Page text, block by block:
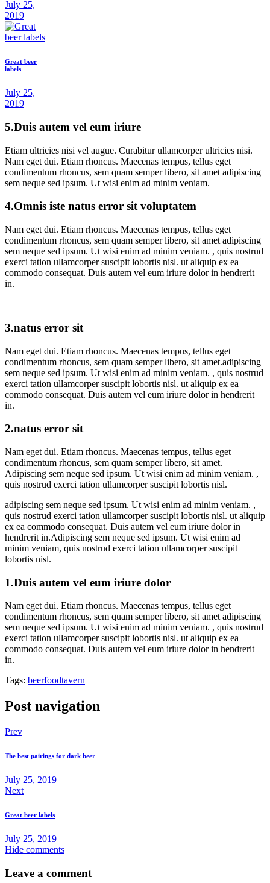
July 25,
2019
Great beer
labels
July 25,
2019
5.Duis autem vel eum iriure
Etiam ultricies nisi vel augue. Curabitur ullamcorper ultricies nisi.
Nam eget dui. Etiam rhoncus. Maecenas tempus, tellus eget
condimentum rhoncus, sem quam semper libero, sit amet adipiscing
sem neque sed ipsum. Ut wisi enim ad minim veniam.
4.Omnis iste natus error sit voluptatem
Nam eget dui. Etiam rhoncus. Maecenas tempus, tellus eget
condimentum rhoncus, sem quam semper libero, sit amet adipiscing
sem neque sed ipsum. Ut wisi enim ad minim veniam. , quis nostrud
exerci tation ullamcorper suscipit lobortis nisl. ut aliquip ex ea
commodo consequat. Duis autem vel eum iriure dolor in hendrerit
in.
3.natus error sit
Nam eget dui. Etiam rhoncus. Maecenas tempus, tellus eget
condimentum rhoncus, sem quam semper libero, sit amet.adipiscing
sem neque sed ipsum. Ut wisi enim ad minim veniam. , quis nostrud
exerci tation ullamcorper suscipit lobortis nisl. ut aliquip ex ea
commodo consequat. Duis autem vel eum iriure dolor in hendrerit
in.
2.natus error sit
Nam eget dui. Etiam rhoncus. Maecenas tempus, tellus eget
condimentum rhoncus, sem quam semper libero, sit amet.
Adipiscing sem neque sed ipsum. Ut wisi enim ad minim veniam. ,
quis nostrud exerci tation ullamcorper suscipit lobortis nisl.
adipiscing sem neque sed ipsum. Ut wisi enim ad minim veniam. ,
quis nostrud exerci tation ullamcorper suscipit lobortis nisl. ut aliquip
ex ea commodo consequat. Duis autem vel eum iriure dolor in
hendrerit in.Adipiscing sem neque sed ipsum. Ut wisi enim ad
minim veniam, quis nostrud exerci tation ullamcorper suscipit
lobortis nisl.
1.Duis autem vel eum iriure dolor
Nam eget dui. Etiam rhoncus. Maecenas tempus, tellus eget
condimentum rhoncus, sem quam semper libero, sit amet adipiscing
sem neque sed ipsum. Ut wisi enim ad minim veniam. , quis nostrud
exerci tation ullamcorper suscipit lobortis nisl. ut aliquip ex ea
commodo consequat. Duis autem vel eum iriure dolor in hendrerit
in.
Tags: beerfoodtavern
Post navigation
Prev
The best pairings for dark beer
July 25, 2019
Next
Great beer labels
July 25, 2019
Hide comments
Leave a comment